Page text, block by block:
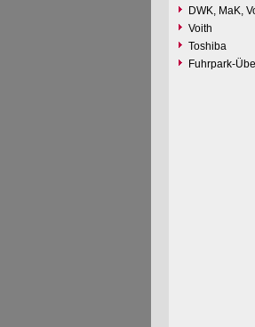
DWK, MaK,
Voith
Toshiba
Fuhrpark-